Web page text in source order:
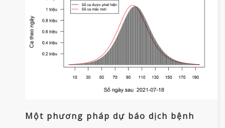
Một phương pháp dự báo dịch bệnh